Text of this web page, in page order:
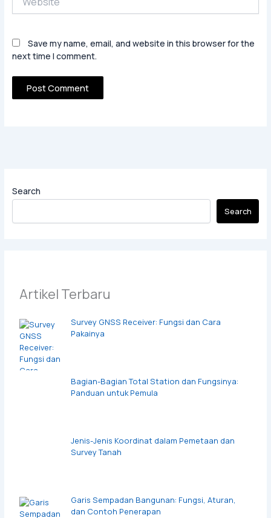
Search
Search
Artikel Terbaru
Survey GNSS Receiver: Fungsi dan Cara
Pakainya
Bagian-Bagian Total Station dan Fungsinya:
Panduan untuk Pemula
Jenis-Jenis Koordinat dalam Pemetaan dan
Survey Tanah
Garis Sempadan Bangunan: Fungsi, Aturan,
dan Contoh Penerapan
Save my name, email, and website in this browser for the
next time I comment.